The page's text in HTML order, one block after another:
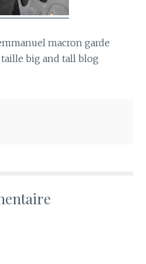
macron garde
big and tall blog